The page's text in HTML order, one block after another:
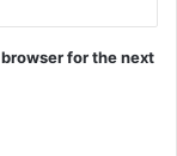
for the next